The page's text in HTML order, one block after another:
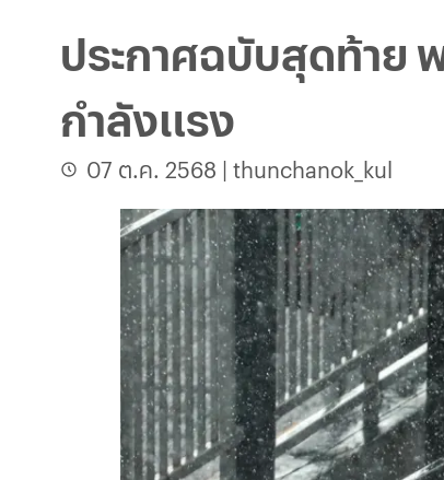
ประกาศฉบับสุดท้าย
กำลังแรง
07 ต.ค. 2568 | thunchanok_kul